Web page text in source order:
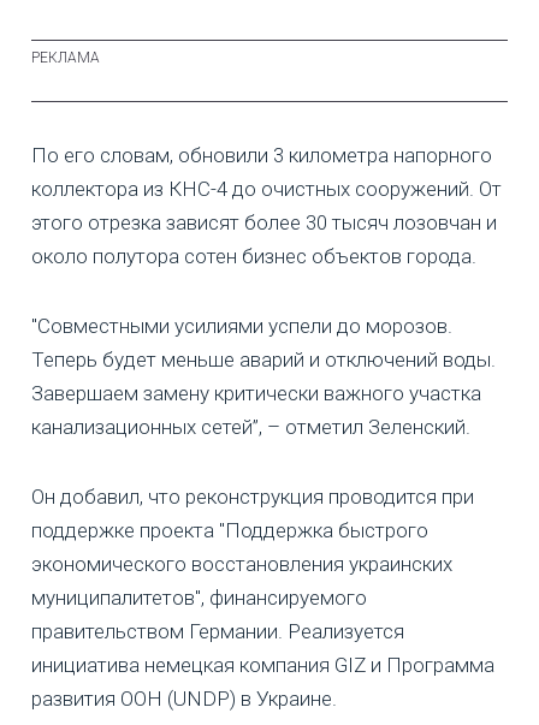
По его словам, обновили 3 километра напорного
коллектора из КНС-4 до очистных сооружений. От
этого отрезка зависят более 30 тысяч лозовчан и
около полутора сотен бизнес объектов города.
"Совместными усилиями успели до морозов.
Теперь будет меньше аварий и отключений воды.
Завершаем замену критически важного участка
канализационных сетей”, – отметил Зеленский.
Он добавил, что реконструкция проводится при
поддержке проекта "Поддержка быстрого
экономического восстановления украинских
муниципалитетов", финансируемого
правительством Германии. Реализуется
инициатива немецкая компания GIZ и Программа
развития ООН (UNDP) в Украине.